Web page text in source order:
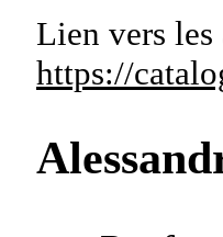
Lien vers les
https://